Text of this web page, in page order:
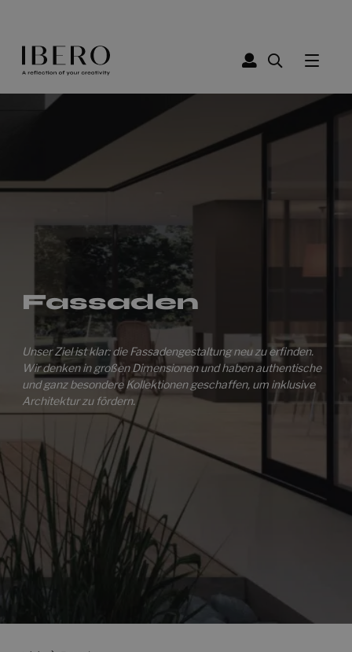
Fassaden
Unser Ziel ist klar: die Fassadengestaltung neu zu erfinden.
Wir denken in großen Dimensionen und haben authentische
und ganz besondere Kollektionen geschaffen, um inklusive
Architektur zu fördern.